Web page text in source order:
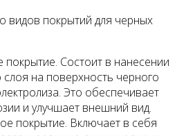
видов покрытий для черных
покрытие. Состоит в нанесении
слоя на поверхность черного
Это обеспечивает
и улучшает внешний вид.
покрытие. Включает в себя